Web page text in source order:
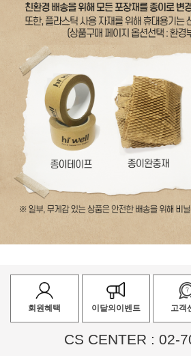
회원혜택 이달의이벤트 고객
CS CENTER : 02-